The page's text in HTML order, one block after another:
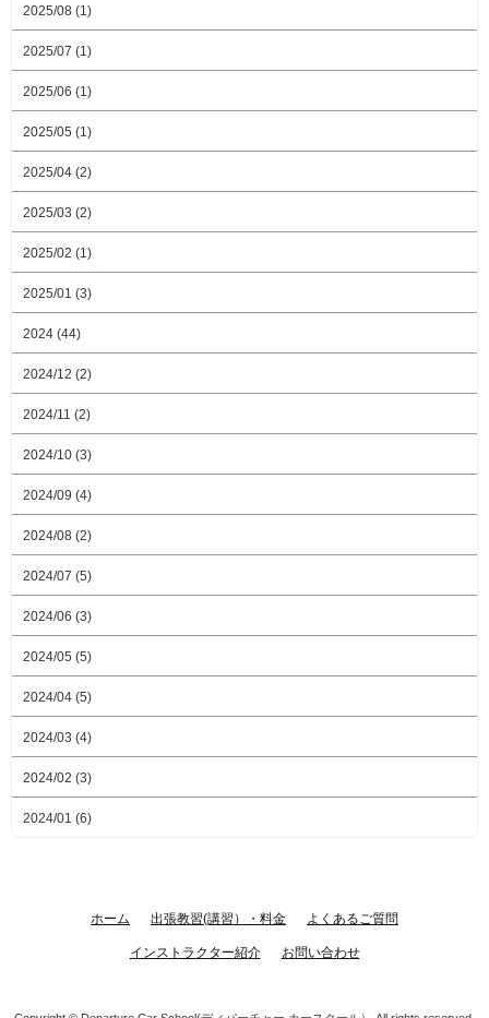
2025/08 (1)
2025/07 (1)
2025/06 (1)
2025/05 (1)
2025/04 (2)
2025/03 (2)
2025/02 (1)
2025/01 (3)
2024 (44)
2024/12 (2)
2024/11 (2)
2024/10 (3)
2024/09 (4)
2024/08 (2)
2024/07 (5)
2024/06 (3)
2024/05 (5)
2024/04 (5)
2024/03 (4)
2024/02 (3)
2024/01 (6)
ホーム 出張教習(講習）・料金 よくあるご質問
インストラクター紹介 お問い合わせ